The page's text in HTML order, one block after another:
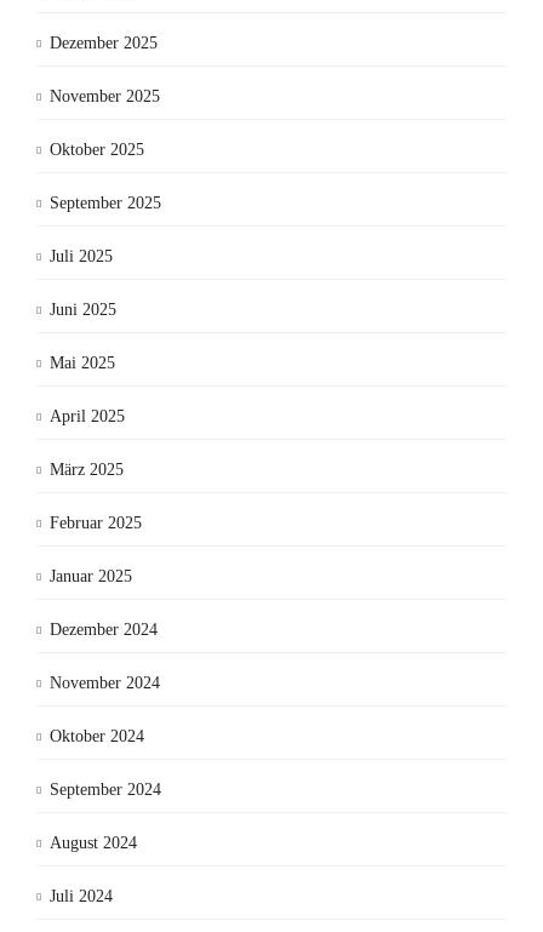
Dezember 2025
November 2025
Oktober 2025
September 2025
Juli 2025
Juni 2025
Mai 2025
April 2025
März 2025
Februar 2025
Januar 2025
Dezember 2024
November 2024
Oktober 2024
September 2024
August 2024
Juli 2024